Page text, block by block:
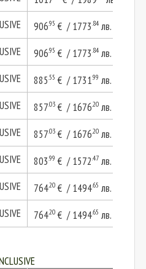
906.95 € / 1773.84лв.
906.95 € / 1773.84лв.
885.55 € / 1731.99 лв.
857.03€ / 1676.20лв.
857.03€ / 1676.20лв.
803.99 € / 1572.47лв.
764.20€ / 1494.65 лв.
764.20€ / 1494.65 лв.